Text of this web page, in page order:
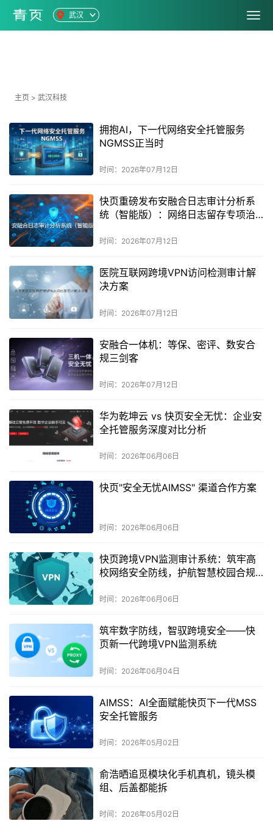
武汉
主页 > 武汉科技
拥抱AI，下一代网络安全托管服务
NGMSS正当时
时间：2026年07月12日
快页重磅发布安融合日志审计分析系
统（智能版）：网络日志留存专项治
时间：2026年07月12日
医院互联网跨境VPN访问检测审计解
决方案
时间：2026年07月12日
安融合一体机：等保、密评、数安合
规三剑客
时间：2026年07月12日
华为乾坤云 vs 快页安全无忧：企业安
全托管服务深度对比分析
时间：2026年06月06日
快页"安全无忧AIMSS" 渠道合作方案
时间：2026年06月06日
快页跨境VPN监测审计系统：筑牢高
校网络安全防线，护航智慧校园合规
时间：2026年06月06日
筑牢数字防线，智驭跨境安全——快
页新一代跨境VPN监测系统
时间：2026年06月04日
AIMSS：AI全面赋能快页下一代MSS
安全托管服务
时间：2026年05月02日
俞浩晒追觅模块化手机真机，镜头模
组、后盖都能拆
时间：2026年05月02日